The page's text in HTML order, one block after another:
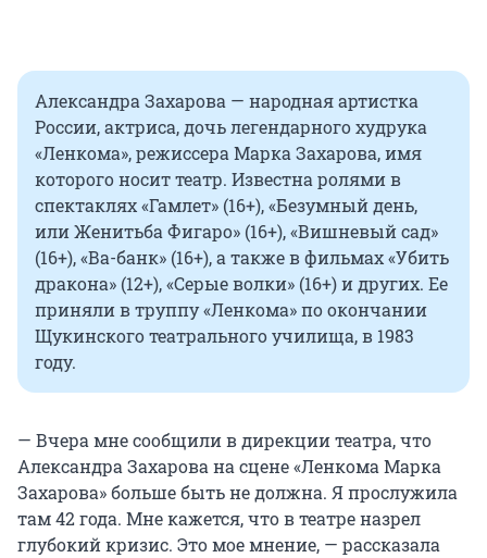
Александра Захарова — народная артистка
России, актриса, дочь легендарного худрука
«Ленкома», режиссера Марка Захарова, имя
которого носит театр. Известна ролями в
спектаклях «Гамлет» (16+), «Безумный день,
или Женитьба Фигаро» (16+), «Вишневый сад»
(16+), «Ва-банк» (16+), а также в фильмах «Убить
дракона» (12+), «Серые волки» (16+) и других. Ее
приняли в труппу «Ленкома» по окончании
Щукинского театрального училища, в 1983
году.
— Вчера мне сообщили в дирекции театра, что
Александра Захарова на сцене «Ленкома Марка
Захарова» больше быть не должна. Я прослужила
там 42 года. Мне кажется, что в театре назрел
глубокий кризис. Это мое мнение, — рассказала